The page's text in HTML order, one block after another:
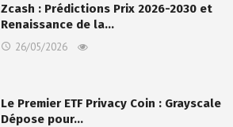
Zcash : Prédictions Prix 2026-2030 et
Renaissance de la…
26/05/2026
Le Premier ETF Privacy Coin : Grayscale
Dépose pour…